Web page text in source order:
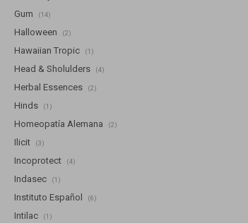
Gum (14)
Halloween (2)
Hawaiian Tropic (1)
Head & Sholulders (4)
Herbal Essences (2)
Hinds (1)
Homeopatía Alemana (2)
Ilicit (3)
Incoprotect (4)
Indasec (1)
Instituto Español (6)
Intilac (1)